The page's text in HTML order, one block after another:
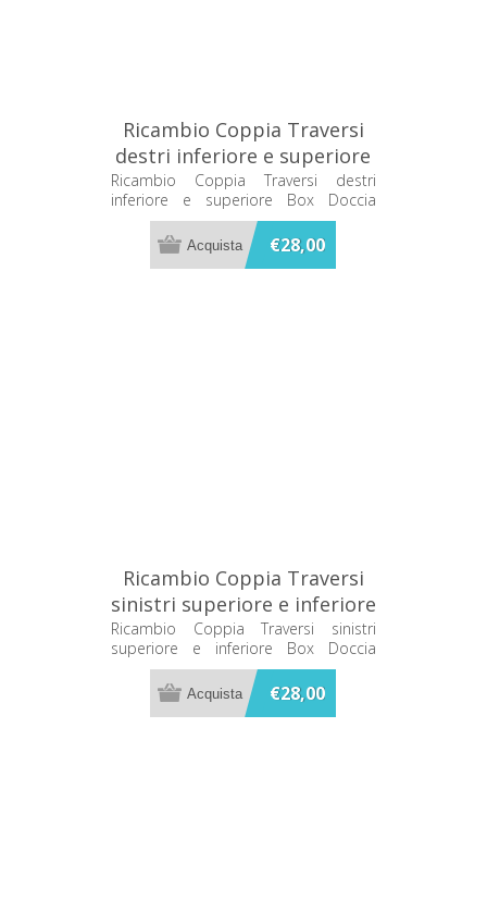
Ricambio Coppia Traversi
destri inferiore e superiore
Box Doccia Glass SP0ZV
Ricambio Coppia Traversi destri
inferiore e superiore Box Doccia
Glass SP0ZV
€28,00
Ricambio Coppia Traversi
sinistri superiore e inferiore
Box Doccia Glass SP0ZZ
Ricambio Coppia Traversi sinistri
superiore e inferiore Box Doccia
Glass SP0ZZ
€28,00